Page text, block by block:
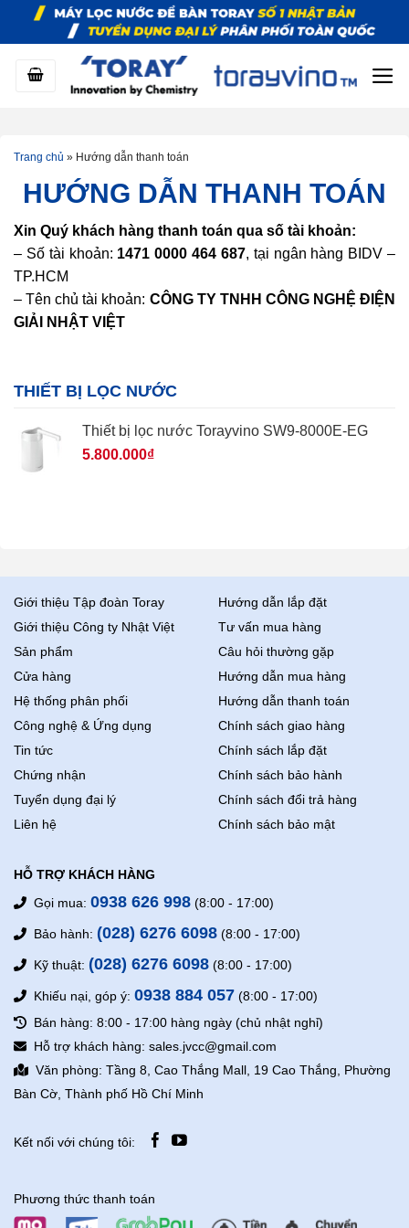
dung
Trang chủ » Hướng dẫn thanh toán
HƯỚNG DẪN THANH TOÁN
Xin Quý khách hàng thanh toán qua số tài khoản:
– Số tài khoản: 1471 0000 464 687, tại ngân hàng BIDV –
TP.HCM
– Tên chủ tài khoản: CÔNG TY TNHH CÔNG NGHỆ ĐIỆN
GIẢI NHẬT VIỆT
THIẾT BỊ LỌC NƯỚC
Thiết bị lọc nước Torayvino SW9-8000E-EG
5.800.000₫
Giới thiệu Tập đoàn Toray
Giới thiệu Công ty Nhật Việt
Sản phẩm
Cửa hàng
Hệ thống phân phối
Công nghệ & Ứng dụng
Tin tức
Chứng nhận
Tuyển dụng đại lý
Liên hệ
Hướng dẫn lắp đặt
Tư vấn mua hàng
Câu hỏi thường gặp
Hướng dẫn mua hàng
Hướng dẫn thanh toán
Chính sách giao hàng
Chính sách lắp đặt
Chính sách bảo hành
Chính sách đổi trả hàng
Chính sách bảo mật
HỖ TRỢ KHÁCH HÀNG
Gọi mua: 0938 626 998 (8:00 - 17:00)
Bảo hành: (028) 6276 6098 (8:00 - 17:00)
Kỹ thuật: (028) 6276 6098 (8:00 - 17:00)
Khiếu nại, góp ý: 0938 884 057 (8:00 - 17:00)
Bán hàng: 8:00 - 17:00 hàng ngày (chủ nhật nghỉ)
Hỗ trợ khách hàng: sales.jvcc@gmail.com
Văn phòng: Tầng 8, Cao Thắng Mall, 19 Cao Thắng, Phường
Bàn Cờ, Thành phố Hồ Chí Minh
Kết nối với chúng tôi:
Phương thức thanh toán